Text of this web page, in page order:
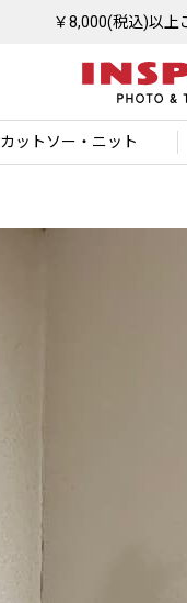
￥8,000(税込)以上
カットソー ・ニット